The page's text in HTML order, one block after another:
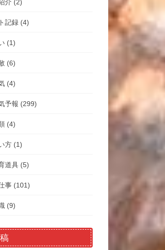
介 (2)
記録 (4)
(1)
(6)
(4)
予報 (299)
(4)
方 (1)
道具 (5)
事 (101)
(9)